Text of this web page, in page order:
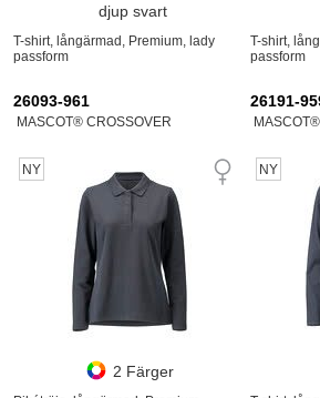
djup svart
T-shirt, långärmad, Premium, lady
passform
T-shirt,
passform
26093-961
MASCOT® CROSSOVER
NY
2 Färger
26191-
NY